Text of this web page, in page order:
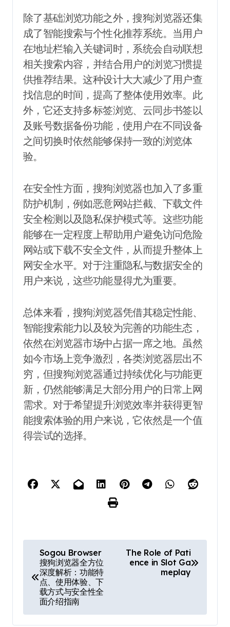
除了基础浏览功能之外，搜狗浏览器还集
成了智能搜索与个性化推荐系统。当用户
在地址栏输入关键词时，系统会自动联想
相关搜索内容，并结合用户的浏览习惯提
供推荐结果。这种设计大大减少了用户查
找信息的时间，提高了整体使用效率。此
外，它还支持多标签浏览、云同步书签以
及账号数据备份功能，使用户在不同设备
之间切换时依然能够保持一致的浏览体
验。
在安全性方面，搜狗浏览器也加入了多重
防护机制，例如恶意网站拦截、下载文件
安全检测以及隐私保护模式等。这些功能
能够在一定程度上帮助用户避免访问危险
网站或下载不安全文件，从而提升整体上
网安全水平。对于注重隐私与数据安全的
用户来说，这些功能显得尤为重要。
总体来看，搜狗浏览器凭借其稳定性能、
智能搜索能力以及较为完善的功能生态，
依然在浏览器市场中占据一席之地。虽然
如今市场上竞争激烈，各类浏览器层出不
穷，但搜狗浏览器通过持续优化与功能更
新，仍然能够满足大部分用户的日常上网
需求。对于希望提升浏览效率并获得更智
能搜索体验的用户来说，它依然是一个值
得尝试的选择。
o
t
Sogou Browser
搜狗浏览器全方位
深度解析：功能特
点、使用体验、下
载方式与安全性全
面介绍指南
The Role of Pati
ence in Slot Ga
meplay